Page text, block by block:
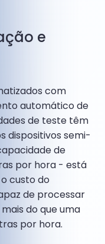
e
com
automático de
de teste têm
dispositivos semi-
de
por hora - está
custo do
de processar
do que uma
por hora.